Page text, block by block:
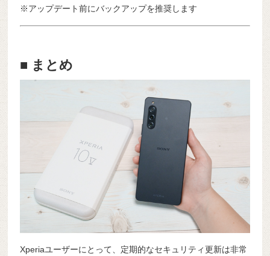
※アップデート前にバックアップを推奨します
■ まとめ
Xperiaユーザーにとって、定期的なセキュリティ更新は非常